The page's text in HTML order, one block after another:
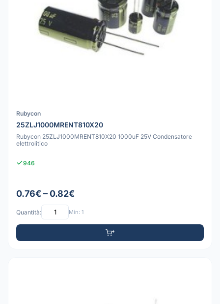
Rubycon
25ZLJ1000MRENT810X20
Rubycon 25ZLJ1000MRENT810X20 1000uF 25V Condensatore
elettrolitico
946
0.76€ – 0.82€
Quantità: Min: 1